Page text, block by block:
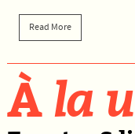
Read More
Àla